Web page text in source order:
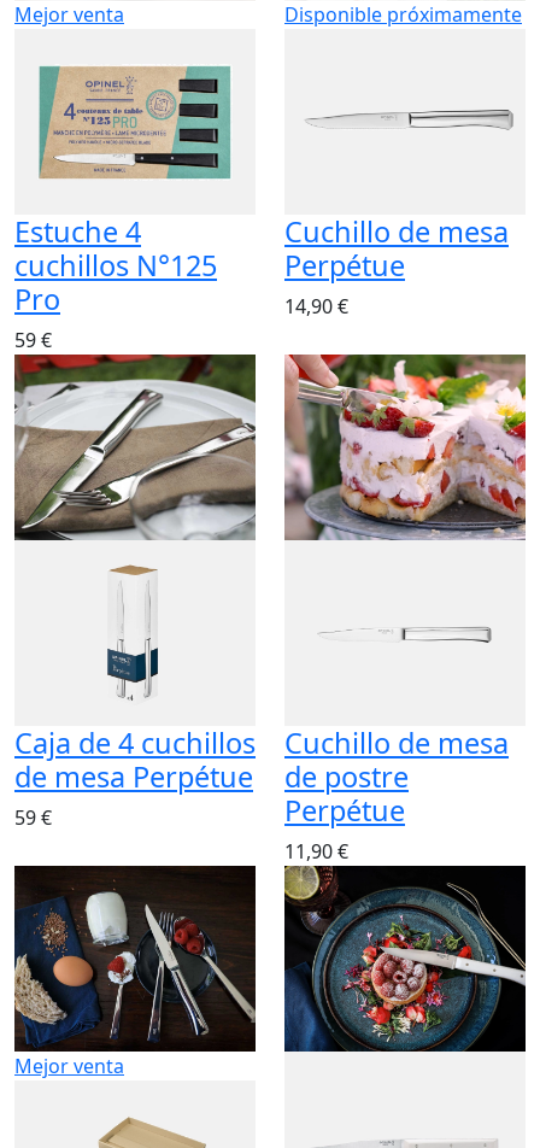
Mejor venta
Estuche 4
cuchillos N°125
Pro
59 €
Disponible próximamente
Cuchillo de mesa
Perpétue
14,90 €
Caja de 4 cuchillos
de mesa Perpétue
59 €
Cuchillo de mesa
de postre
Perpétue
11,90 €
Mejor venta